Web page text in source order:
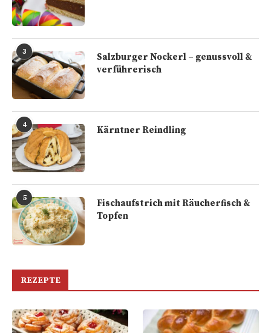
3
Salzburger Nockerl – genussvoll &
verführerisch
4 Kärntner Reindling
5
Fischaufstrich mit Räucherfisch &
Topfen
REZEPTE